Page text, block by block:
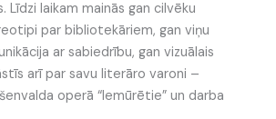
Līdzi laikam mainās gan cilvēku
par bibliotekāriem, gan viņu
ar sabiedrību, gan vizuālais
arī par savu literāro varoni –
operā “Iemūrētie” un darba